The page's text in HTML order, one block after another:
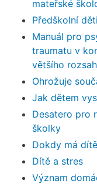
mateřské
Předškolní
Manuál pro
traumatu v
většího
Ohrožuje
Jak dětem
Desatero pro
školky
Dokdy má
Dítě a stres
Význam